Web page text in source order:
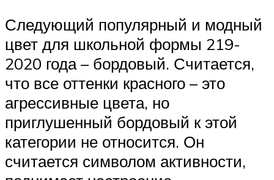
Следующий популярный и модный
цвет для школьной формы 219-
2020 года – бордовый. Считается,
что все оттенки красного – это
агрессивные цвета, но
приглушенный бордовый к этой
категории не относится. Он
считается символом активности,